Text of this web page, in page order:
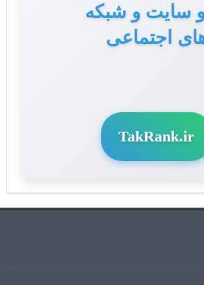
سایت و شبکه
اجتماعی
TakRank.ir